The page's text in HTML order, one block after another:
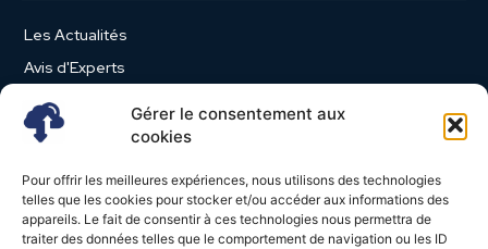
Gérer le consentement aux
cookies
Pour offrir les meilleures expériences, nous utilisons des technologies
telles que les cookies pour stocker et/ou accéder aux informations des
appareils. Le fait de consentir à ces technologies nous permettra de
traiter des données telles que le comportement de navigation ou les ID
Les Actualités
Avis d'Experts
Produits et Services
Vie d'entreprise
Nominations
Études